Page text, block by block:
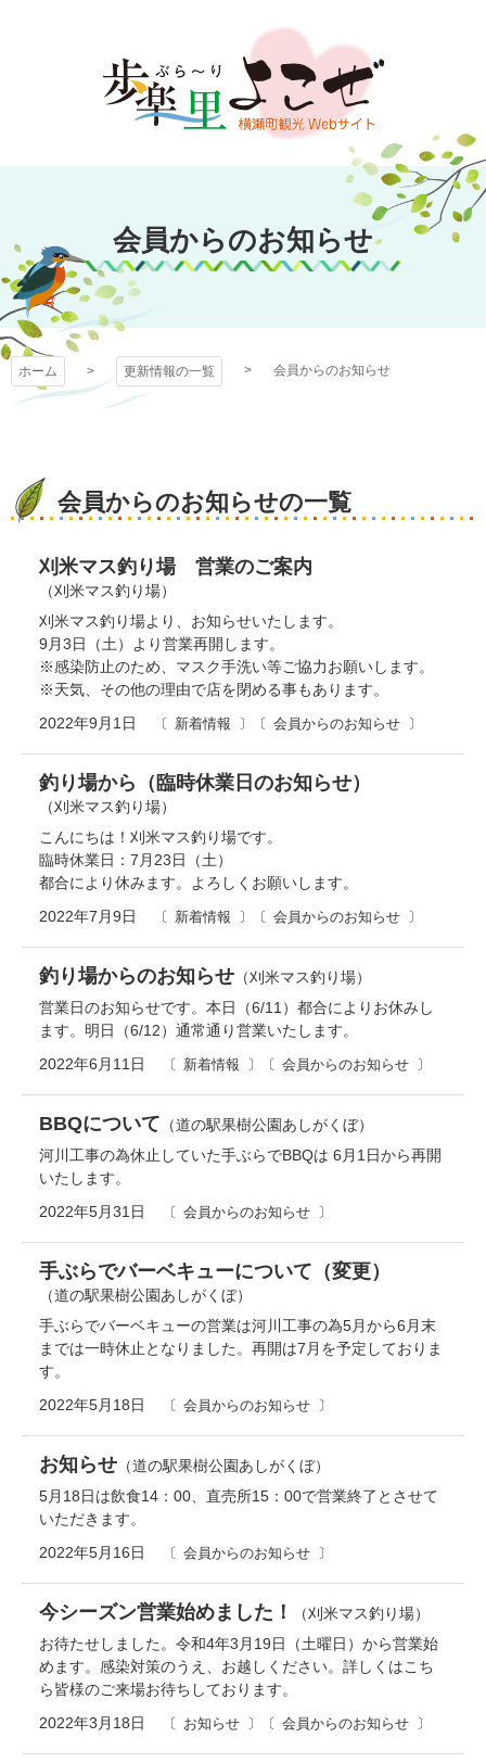
文
キ
プ
歩楽～里（ぶら～
り）よこぜ
会員からのお知らせ
ホーム 更新情報の一覧 会員からのお知らせ
会員からのお知らせの一覧
2022年9月1日 新着情報 会員からのお知らせ
刈米マス釣り場 営業のご案内
（刈米マス釣り場）
刈米マス釣り場より、お知らせいたします。
9月3日（土）より営業再開します。
※感染防止のため、マスク手洗い等ご協力お願いします。
※天気、その他の理由で店を閉める事もあります。
2022年7月9日 新着情報 会員からのお知らせ
釣り場から（臨時休業日のお知らせ）
（刈米マス釣り場）
こんにちは！刈米マス釣り場です。
臨時休業日：7月23日（土）
都合により休みます。よろしくお願いします。
2022年6月11日 新着情報 会員からのお知らせ
釣り場からのお知らせ （刈米マス釣り場）
営業日のお知らせです。本日（6/11）都合によりお休みし
ます。明日（6/12）通常通り営業いたします。
2022年5月31日 会員からのお知らせ
BBQについて （道の駅果樹公園あしがくぼ）
河川工事の為休止していた手ぶらでBBQは 6月1日から再開
いたします。
2022年5月18日 会員からのお知らせ
手ぶらでバーベキューについて（変更）
（道の駅果樹公園あしがくぼ）
手ぶらでバーベキューの営業は河川工事の為5月から6月末
までは一時休止となりました。再開は7月を予定しておりま
す。
2022年5月16日 会員からのお知らせ
お知らせ （道の駅果樹公園あしがくぼ）
5月18日は飲食14：00、直売所15：00で営業終了とさせて
いただきます。
2022年3月18日 お知らせ 会員からのお知らせ
今シーズン営業始めました！
（刈米マス釣り場）
お待たせしました。令和4年3月19日（土曜日）から営業始
めます。感染対策のうえ、お越しください。詳しくはこち
ら皆様のご来場お待ちしております。